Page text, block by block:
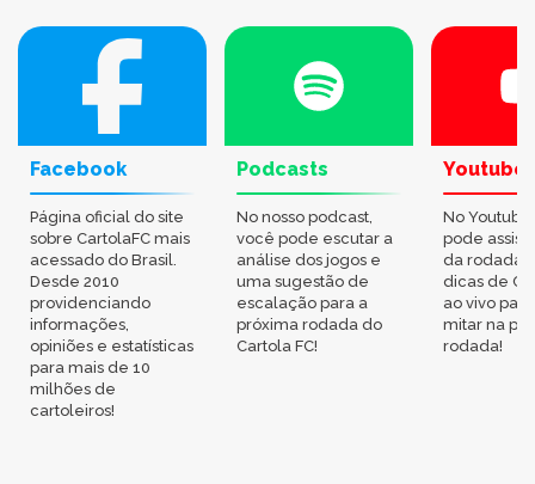
Facebook
Página oficial do site
sobre CartolaFC mais
acessado do Brasil.
Desde 2010
providenciando
informações,
opiniões e estatísticas
para mais de 10
milhões de
cartoleiros!
Podcasts
No nosso podcast,
você pode escutar a
análise dos jogos e
uma sugestão de
escalação para a
próxima rodada do
Cartola FC!
Youtube
No
pode
da rodada,
dicas de
ao vivo
mitar na
rodada!